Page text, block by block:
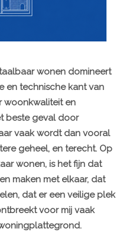
wonen domineert
en technische kant van
woonkwaliteit en
beste geval door
vaak wordt dan vooral
geheel, en terecht. Op
wonen, is het fijn dat
maken met elkaar, dat
dat er een veilige plek
voor mij vaak